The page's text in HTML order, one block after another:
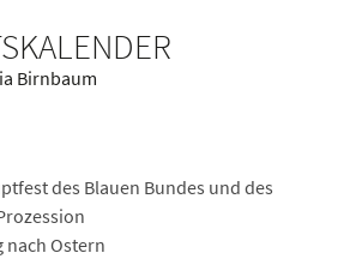
Birnbaum
des Blauen Bundes und des
nach Ostern